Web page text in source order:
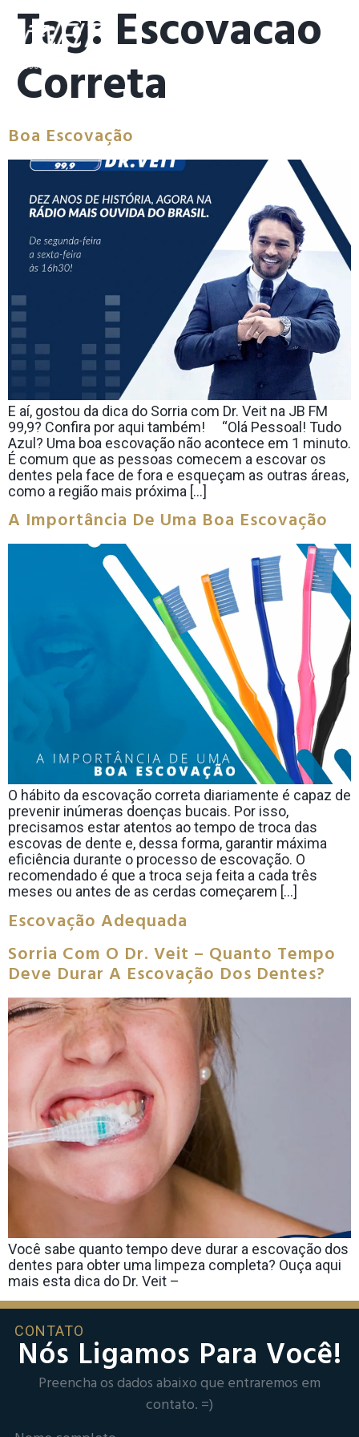
Tag: Escovacao
Correta
Boa Escovação
E aí, gostou da dica do Sorria com Dr. Veit na JB FM
99,9? Confira por aqui também! ⠀ “Olá Pessoal! Tudo
Azul? Uma boa escovação não acontece em 1 minuto.
É comum que as pessoas comecem a escovar os
dentes pela face de fora e esqueçam as outras áreas,
como a região mais próxima […]
A Importância De Uma Boa Escovação
O hábito da escovação correta diariamente é capaz de
prevenir inúmeras doenças bucais. Por isso,
precisamos estar atentos ao tempo de troca das
escovas de dente e, dessa forma, garantir máxima
eficiência durante o processo de escovação. O
recomendado é que a troca seja feita a cada três
meses ou antes de as cerdas começarem […]
Escovação Adequada
Sorria Com O Dr. Veit – Quanto Tempo
Deve Durar A Escovação Dos Dentes?
Você sabe quanto tempo deve durar a escovação dos
dentes para obter uma limpeza completa? Ouça aqui
mais esta dica do Dr. Veit –
CONTATO
Nós Ligamos Para Você!
Preencha os dados abaixo que entraremos em
contato. =)